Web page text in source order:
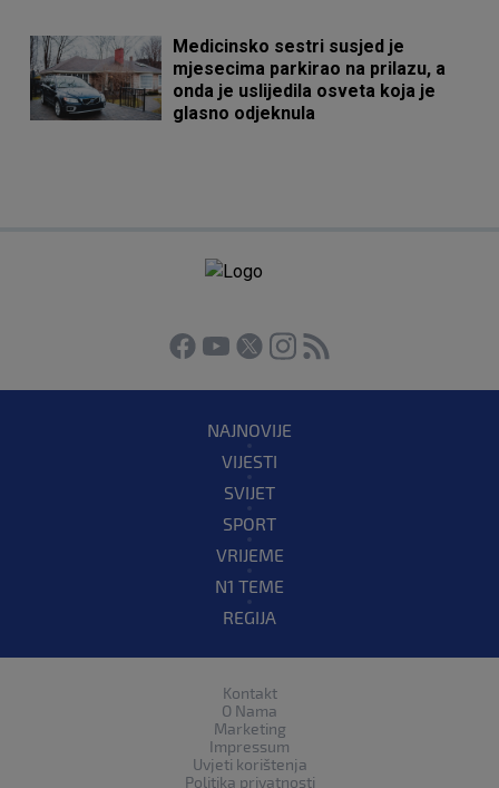
Medicinsko sestri susjed je
mjesecima parkirao na prilazu, a
onda je uslijedila osveta koja je
glasno odjeknula
NAJNOVIJE
VIJESTI
SVIJET
SPORT
VRIJEME
N1 TEME
REGIJA
Kontakt
O Nama
Marketing
Impressum
Uvjeti korištenja
Politika privatnosti